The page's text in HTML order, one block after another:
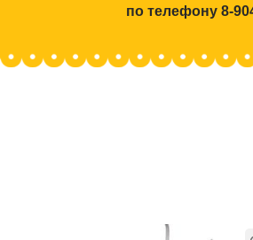
по телефону 8-